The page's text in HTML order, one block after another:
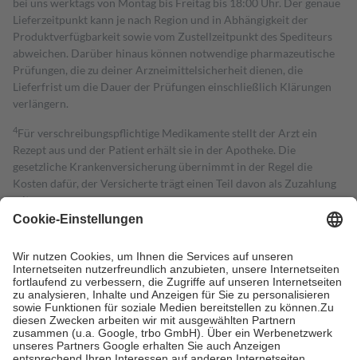
bei uns werktags von Montag bis Freitag bis 18:00 Uhr. Der genaue
Lieferzeitpunkt kann je nach Region und in Abhängigkeit der
Produktverfügbarkeit sowie vom Zustellzeitpunkt des Spediteurs
abweichen. Darüber hinaus können notwendige pharmazeutische
Prüfungen, die zu deiner Arzneimittelsicherheit dienen, die
Lieferfrist um die Dauer der Prüfungen einschließlich Klärungen
verlängern.
4Für verschreibungspflichtige Medikamente stellt der Arzt ein
Rezept aus und der Patient erhält sie in der Apotheke. Die
gesetzliche Krankenversicherung übernimmt in der Regel die
Kosten dafür, der Versicherte trägt einen Teil davon als Zuzahlung
mit.
Grundsätzlich leisten Mitglieder Zuzahlungen in Höhe von zehn
höchstens zehn Euro.
Es sind jedoch nie mehr als die tatsächlichen
Kosten der Leistung zu entrichten.
Diese Regeln gelten grundsätzlich auch für Online-Apotheken.
Bei Heilmitteln und häuslicher Krankenpflege beträgt die
Zuzahlung zehn Prozent der Kosten sowie zehn Euro je
Verordnung.
Um das Engagement der Versicherten für ihre eigene Gesundheit zu